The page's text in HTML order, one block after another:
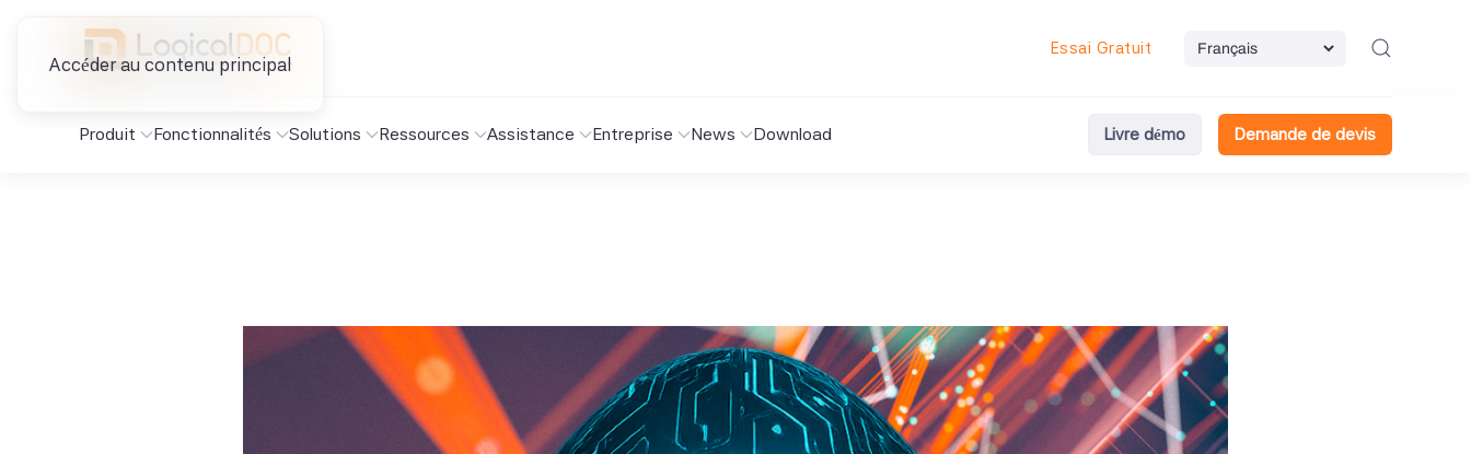
Accéder au contenu principal
Essai Gratuit
Produit Fonctionnalités Solutions Ressources Assistance Entreprise News Download Livre démo Demande de devis